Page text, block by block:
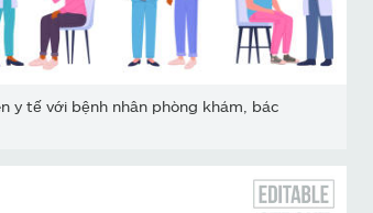
y tế với bệnh nhân phòng khám, bác